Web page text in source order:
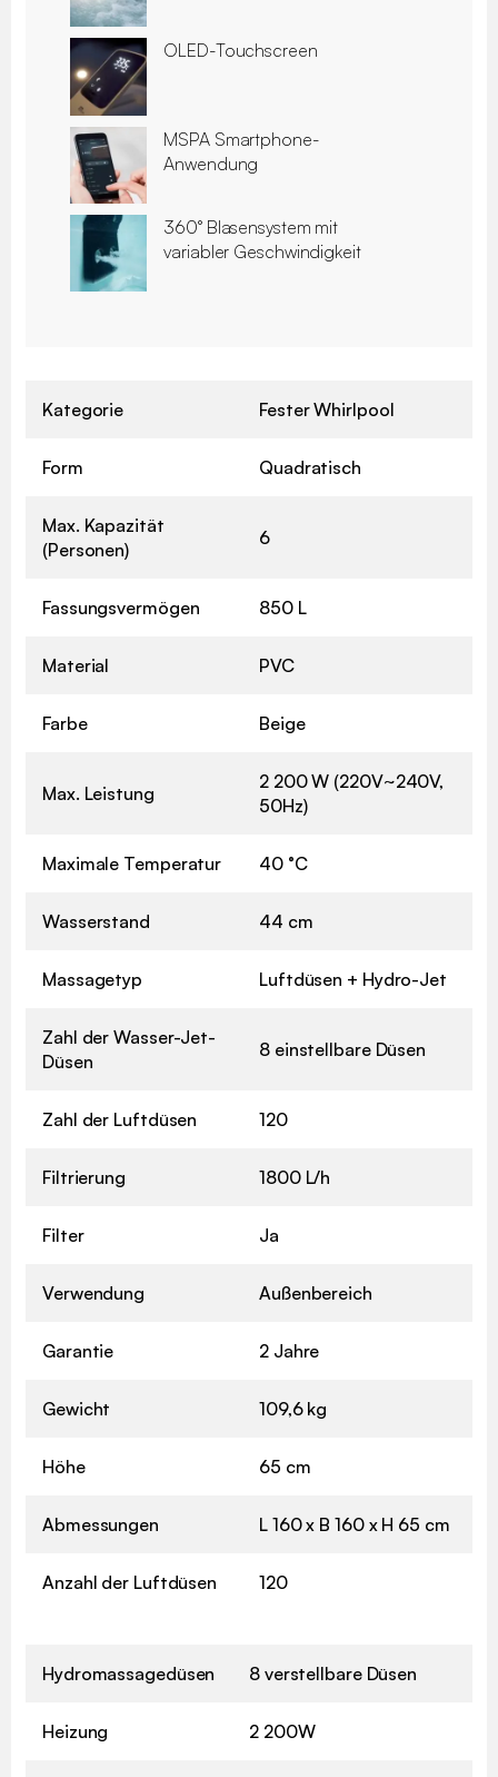
OLED-Touchscreen
MSPA Smartphone-
Anwendung
360° Blasensystem mit
variabler Geschwindigkeit
Kategorie Fester Whirlpool
Form Quadratisch
Max. Kapazität
(Personen)
6
Fassungsvermögen 850 L
Material PVC
Farbe Beige
Max. Leistung
2 200 W (220V~240V,
50Hz)
Maximale Temperatur 40 °C
Wasserstand 44 cm
Massagetyp Luftdüsen + Hydro-Jet
Zahl der Wasser-Jet-
Düsen
8 einstellbare Düsen
Zahl der Luftdüsen 120
Filtrierung 1800 L/h
Filter Ja
Verwendung Außenbereich
Garantie 2 Jahre
Gewicht 109,6 kg
Höhe 65 cm
Abmessungen L 160 x B 160 x H 65 cm
Anzahl der Luftdüsen 120
Hydromassagedüsen 8 verstellbare Düsen
Heizung 2 200W